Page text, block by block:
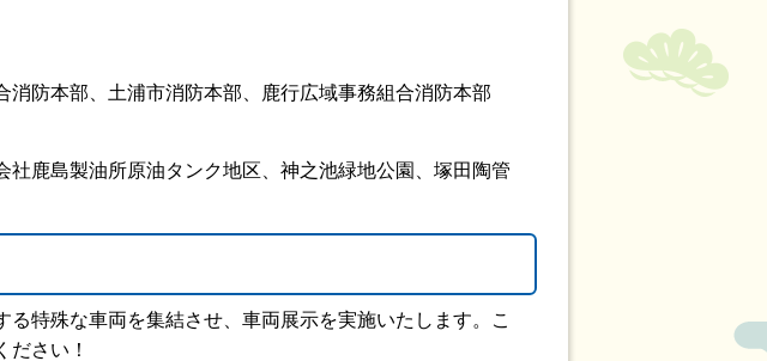
防本部、土浦市消防本部、鹿行広域事務組合消防本部
鹿島製油所原油タンク地区、神之池緑地公園、塚田陶管
特殊な車両を集結させ、車両展示を実施いたします。こ
さい！